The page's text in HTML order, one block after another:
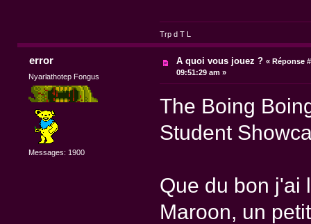
Trp d T L
error
Nyarlathotep Fongus
Messages: 1900
A quoi vous jouez ? « Réponse
09:51:29 am »
The Boing
Student
Que du bon j'ai
Maroon, un